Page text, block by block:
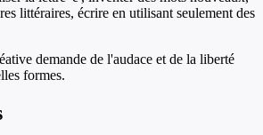
littéraires, écrire en utilisant seulement des
demande de l'audace et de la liberté
formes.